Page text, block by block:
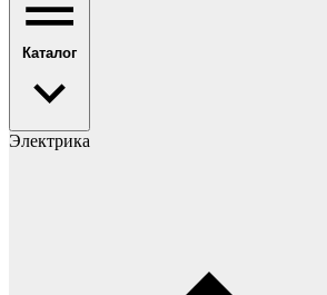
Каталог
Электрика